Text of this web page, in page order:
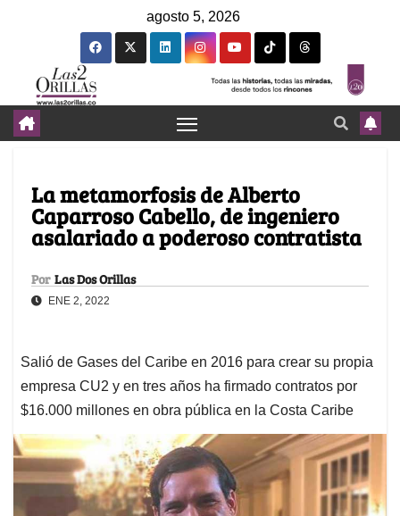
agosto 5, 2026
La metamorfosis de Alberto
Caparroso Cabello, de ingeniero
asalariado a poderoso contratista
Por Las Dos Orillas
ENE 2, 2022
Salió de Gases del Caribe en 2016 para crear su propia
empresa CU2 y en tres años ha firmado contratos por
$16.000 millones en obra pública en la Costa Caribe